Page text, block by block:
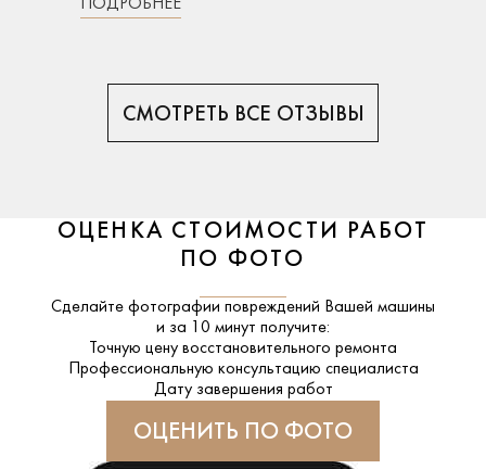
ПОДРОБНЕЕ
СМОТРЕТЬ ВСЕ ОТЗЫВЫ
ОЦЕНКА СТОИМОСТИ РАБОТ
ПО ФОТО
Сделайте фотографии повреждений Вашей машины
и за 10 минут получите:
Точную цену восстановительного ремонта
Профессиональную консультацию специалиста
Дату завершения работ
ОЦЕНИТЬ ПО ФОТО